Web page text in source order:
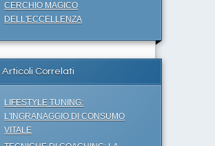
CERCHIO MAGICO
DELL'ECCELLENZA
Articoli Correlati
LIFESTYLE TUNING:
L'INGRANAGGIO DI CONSUMO
VITALE